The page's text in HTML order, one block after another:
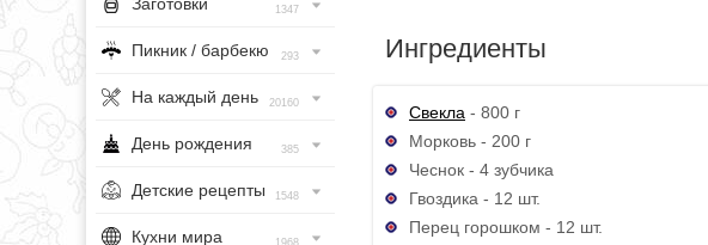
1347
Пикник / барбекю 293
На каждый день 20160
День рождения 385
Детские рецепты 1548
Кухни мира 1968
Ингредиенты
Свекла - 800 г
Морковь - 200 г
Чеснок - 4 зубчика
Гвоздика - 12 шт.
Перец горошком - 12 шт.